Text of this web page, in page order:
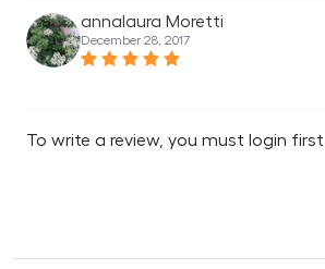
annalaura Moretti
December 28, 2017
To write a review, you must login